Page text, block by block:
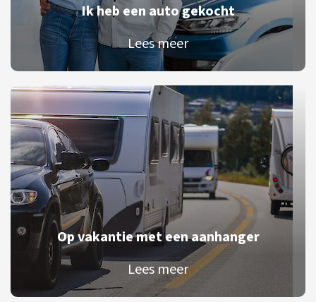
Ik heb een auto gekocht
Lees meer
Op vakantie met een aanhanger
Lees meer